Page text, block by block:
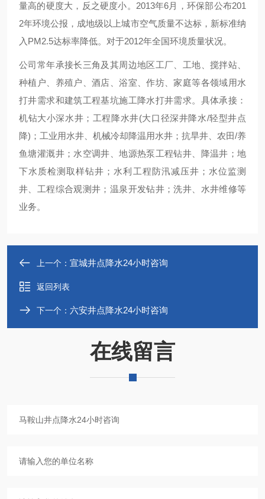
量高的硬度大，反之硬度小。2013年6月，环保部公布201
2年环境公报，成地级以上城市空气质量不达标，新标准纳
入PM2.5达标率降低。对于2012年全国环境质量状况。
公司常年承接长三角及其周边地区工厂、工地、搅拌站、
种植户、养殖户、酒店、浴室、作坊、家庭等各领域用水
打井需求和建筑工程基坑施工降水打井需求。具体承接：
机钻大小深水井；工程降水井(大口径深井降水/轻型井点
降)；工业用水井、机械冷却降温用水井；抗旱井、农田/养
鱼塘灌溉井；水空调井、地源热泵工程钻井、降温井；地
下水质检测取样钻井；水利工程防汛减压井；水位监测
井、工程综合观测井；温泉开发钻井；洗井、水井维修等
业务。
上一个： 宣城井点降水24小时咨询
返回列表
下一个： 六安井点降水24小时咨询
在线留言